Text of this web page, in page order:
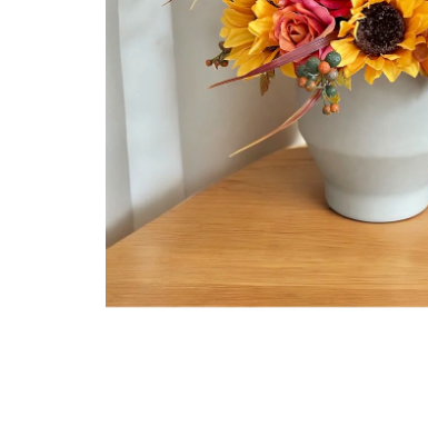
STABILIZOVANÁ KVĚTINA, VĚČNÁ RŮŽE